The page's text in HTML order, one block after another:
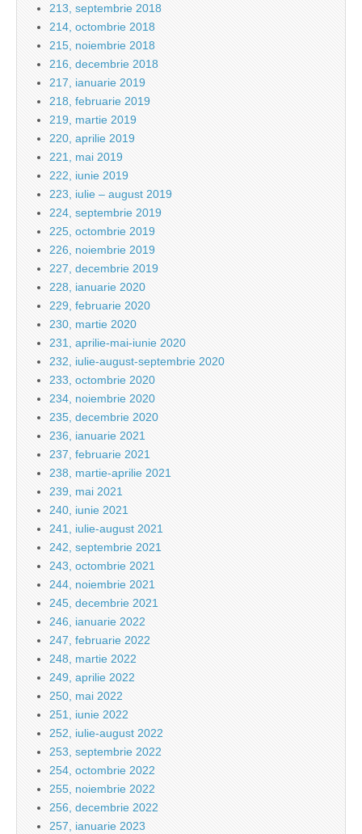
213, septembrie 2018
214, octombrie 2018
215, noiembrie 2018
216, decembrie 2018
217, ianuarie 2019
218, februarie 2019
219, martie 2019
220, aprilie 2019
221, mai 2019
222, iunie 2019
223, iulie – august 2019
224, septembrie 2019
225, octombrie 2019
226, noiembrie 2019
227, decembrie 2019
228, ianuarie 2020
229, februarie 2020
230, martie 2020
231, aprilie-mai-iunie 2020
232, iulie-august-septembrie 2020
233, octombrie 2020
234, noiembrie 2020
235, decembrie 2020
236, ianuarie 2021
237, februarie 2021
238, martie-aprilie 2021
239, mai 2021
240, iunie 2021
241, iulie-august 2021
242, septembrie 2021
243, octombrie 2021
244, noiembrie 2021
245, decembrie 2021
246, ianuarie 2022
247, februarie 2022
248, martie 2022
249, aprilie 2022
250, mai 2022
251, iunie 2022
252, iulie-august 2022
253, septembrie 2022
254, octombrie 2022
255, noiembrie 2022
256, decembrie 2022
257, ianuarie 2023